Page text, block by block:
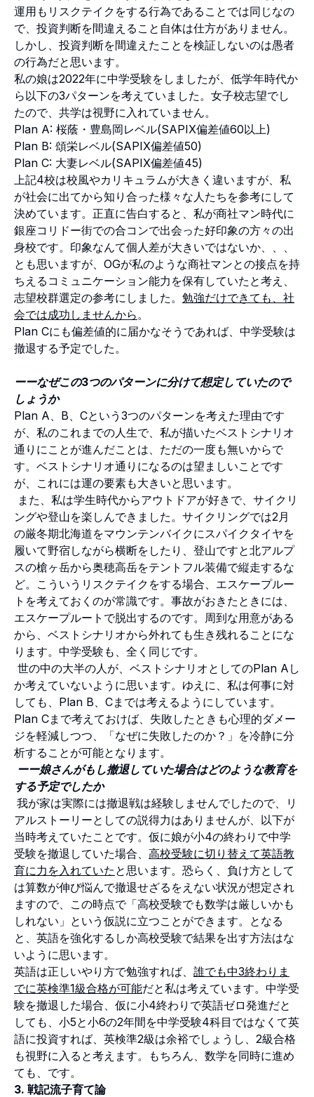
運用もリスクテイクをする行為であることでは同じなの
で、投資判断を間違えること自体は仕方がありません。
しかし、投資判断を間違えたことを検証しないのは愚者
の行為だと思います。
私の娘は2022年に中学受験をしましたが、低学年時代か
ら以下の3パターンを考えていました。女子校志望でし
たので、共学は視野に入れていません。
Plan A: 桜蔭・豊島岡レベル(SAPIX偏差値60以上)
Plan B: 頌栄レベル(SAPIX偏差値50)
Plan C: 大妻レベル(SAPIX偏差値45)
上記4校は校風やカリキュラムが大きく違いますが、私
が社会に出てから知り合った様々な人たちを参考にして
決めています。正直に告白すると、私が商社マン時代に
銀座コリドー街での合コンで出会った好印象の方々の出
身校です。印象なんて個人差が大きいではないか、、、
とも思いますが、OGが私のような商社マンとの接点を持
ちえるコミュニケーション能力を保有していたと考え、
志望校群選定の参考にしました。 勉強だけできても、社
会では成功しませんから 。
Plan Cにも偏差値的に届かなそうであれば、中学受験は
撤退する予定でした。
ーーなぜこの3つのパターンに分けて想定していたので
しょうか
Plan A、B、Cという3つのパターンを考えた理由です
が、私のこれまでの人生で、私が描いたベストシナリオ
通りにことが進んだことは、ただの一度も無いからで
す。ベストシナリオ通りになるのは望ましいことです
が、これには運の要素も大きいと思います。
また、私は学生時代からアウトドアが好きで、サイクリ
ングや登山を楽しんできました。サイクリングでは2月
の厳冬期北海道をマウンテンバイクにスパイクタイヤを
履いて野宿しながら横断をしたり、登山ですと北アルプ
スの槍ヶ岳から奥穂高岳をテントフル装備で縦走するな
ど。こういうリスクテイクをする場合、エスケープルー
トを考えておくのが常識です。事故がおきたときには、
エスケープルートで脱出するのです。周到な用意がある
から、ベストシナリオから外れても生き残れることにな
ります。中学受験も、全く同じです。
世の中の大半の人が、ベストシナリオとしてのPlan Aし
か考えていないように思います。ゆえに、私は何事に対
しても、Plan B、Cまでは考えるようにしています。
Plan Cまで考えておけば、失敗したときも心理的ダメー
ジを軽減しつつ、「なぜに失敗したのか？」を冷静に分
析することが可能となります。
ーー娘さんがもし撤退していた場合はどのような教育を
する予定でしたか
我が家は実際には撤退戦は経験しませんでしたので、リ
アルストーリーとしての説得力はありませんが、以下が
当時考えていたことです。仮に娘が小4の終わりで中学
受験を撤退していた場合、 高校受験に切り替えて英語教
育に力を入れていた と思います。恐らく、負け方として
は算数が伸び悩んで撤退せざるをえない状況が想定され
ますので、この時点で「高校受験でも数学は厳しいかも
しれない」という仮説に立つことができます。となる
と、英語を強化するしか高校受験で結果を出す方法はな
いように思います。
英語は正しいやり方で勉強すれば、 誰でも中3終わりま
でに英検準1級合格が可能だと私は考えています。中学受
験を撤退した場合、仮に小4終わりで英語ゼロ発進だと
しても、小5と小6の2年間を中学受験4科目ではなくて英
語に投資すれば、英検準2級は余裕でしょうし、2級合格
も視野に入ると考えます。もちろん、数学を同時に進め
ても、です。
3. 戦記流子育て論